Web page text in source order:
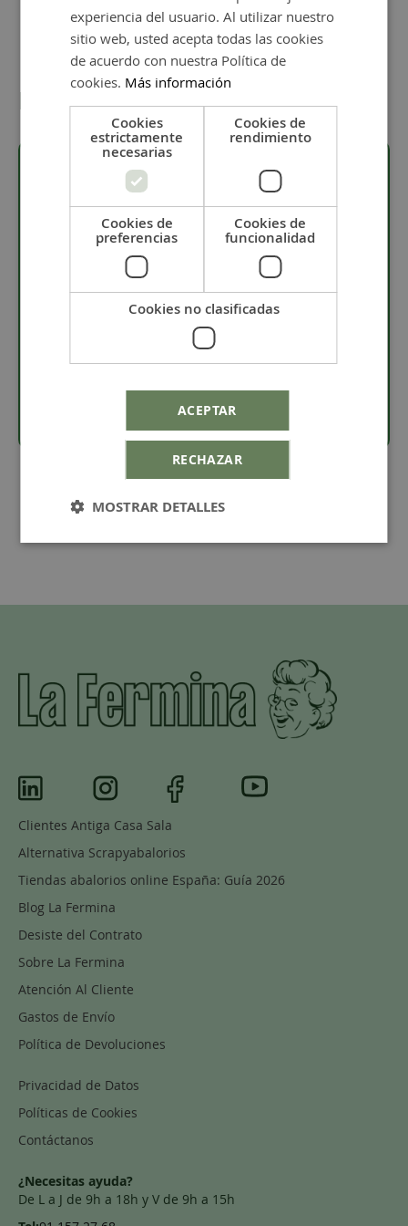
Detalles
Descripción
· Cadena de latón con baño de plata lacado de alta
· Ancho de eslabon de 5 mm.
· Se vende por centímetros con un mínimo de 15
· Compra 1 metro o más de cadena y será más
Clientes Antiga Casa Sala
Alternativa Scrapyabalorios
Tiendas abalorios online España: Guía 2026
Blog La Fermina
Desiste del Contrato
Sobre La Fermina
Atención Al Cliente
Gastos de Envío
Política de Devoluciones
Privacidad de Datos
Políticas de Cookies
Contáctanos
¿Necesitas ayuda?
De L a J de 9h a 18h y V de 9h a 15h
experiencia del usuario. Al utilizar nuestro
sitio web, usted acepta todas las cookies
de acuerdo con nuestra Política de
cookies. Más información
Cookies
estrictamente
necesarias
Cookies de
rendimiento
Cookies de
preferencias
Cookies de
funcionalidad
Cookies no clasificadas
ACEPTAR
RECHAZAR
MOSTRAR DETALLES